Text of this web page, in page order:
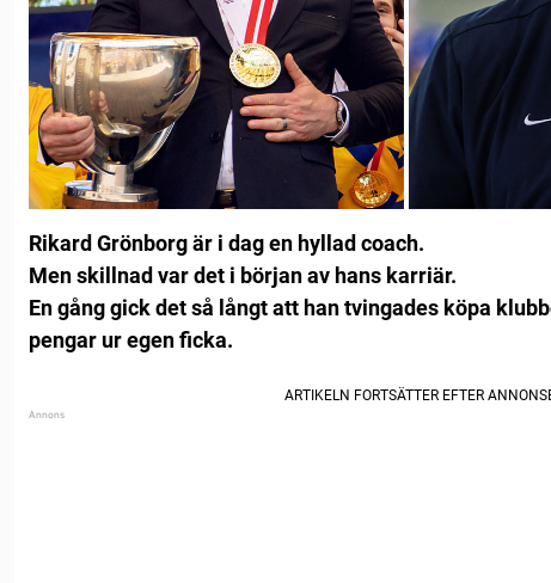
Rikard Grönborg är i dag en hyllad coach.
Men skillnad var det i början av hans karriär.
En gång gick det så långt att han tvingades köpa
pengar ur egen ficka.